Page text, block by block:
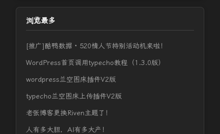
浏览最多
[推广]酷鸭数据 · 520情人节特别活动机来啦！
WordPress首页调用typecho教程（1.3.0版）
wordpress兰空图床插件V2版
typecho兰空图床上传插件V2版
老张博客更换Riven主题了！
人有多大胆，AI有多大产！